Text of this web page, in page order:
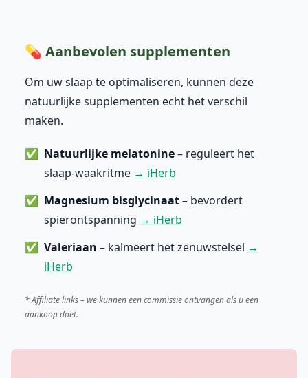
💊 Aanbevolen supplementen
Om uw slaap te optimaliseren, kunnen deze
natuurlijke supplementen echt het verschil
maken.
Natuurlijke melatonine– reguleert het
slaap-waakritme → iHerb
Magnesium bisglycinaat– bevordert
spierontspanning → iHerb
Valeriaan – kalmeert het zenuwstelsel →
iHerb
* Affiliate links – we kunnen een commissie ontvangen als u een
aankoop doet.